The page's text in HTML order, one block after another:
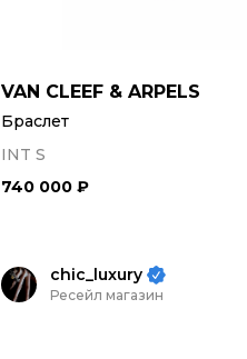
VAN CLEEF & ARPELS
Браслет
INT S
740 000 ₽
chic_luxury
Ресейл магазин